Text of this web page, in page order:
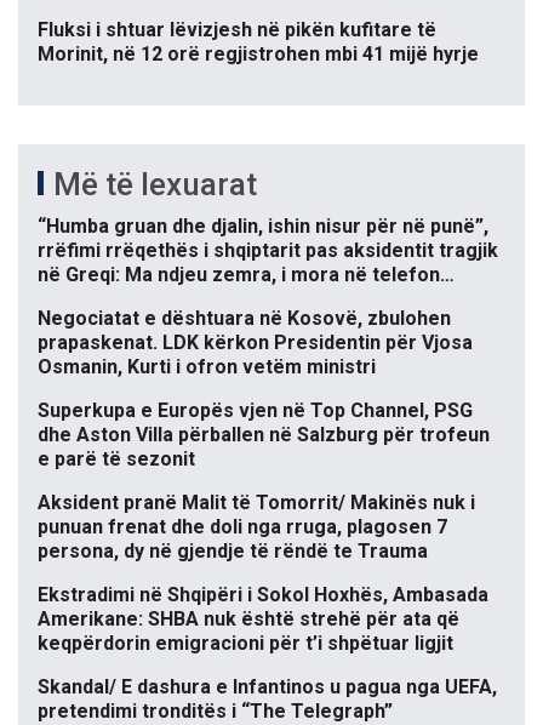
Fluksi i shtuar lëvizjesh në pikën kufitare të
Morinit, në 12 orë regjistrohen mbi 41 mijë hyrje
Më të lexuarat
“Humba gruan dhe djalin, ishin nisur për në punë”,
rrëfimi rrëqethës i shqiptarit pas aksidentit tragjik
në Greqi: Ma ndjeu zemra, i mora në telefon…
Negociatat e dështuara në Kosovë, zbulohen
prapaskenat. LDK kërkon Presidentin për Vjosa
Osmanin, Kurti i ofron vetëm ministri
Superkupa e Europës vjen në Top Channel, PSG
dhe Aston Villa përballen në Salzburg për trofeun
e parë të sezonit
Aksident pranë Malit të Tomorrit/ Makinës nuk i
punuan frenat dhe doli nga rruga, plagosen 7
persona, dy në gjendje të rëndë te Trauma
Ekstradimi në Shqipëri i Sokol Hoxhës, Ambasada
Amerikane: SHBA nuk është strehë për ata që
keqpërdorin emigracioni për t’i shpëtuar ligjit
Skandal/ E dashura e Infantinos u pagua nga UEFA,
pretendimi tronditës i “The Telegraph”